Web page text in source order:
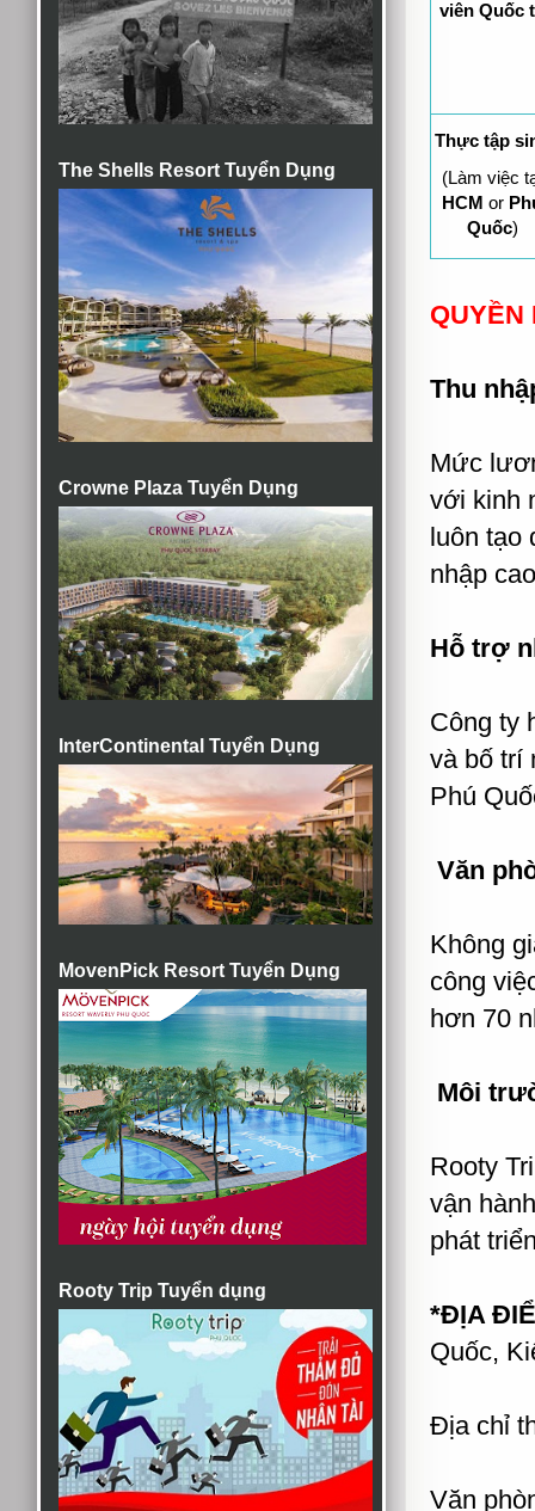
The Shells Resort Tuyển Dụng
Crowne Plaza Tuyển Dụng
InterContinental Tuyển Dụng
MovenPick Resort Tuyển Dụng
Rooty Trip Tuyển dụng
viên Quốc
Thực tập
(Làm việc
HCM or
Quốc)
QUYỀN
Thu
Mức
với kinh
luôn tạo
nhập
Hỗ trợ
Công ty
và bố trí
Phú
Văn
Không
công
hơn 70
Môi
Rooty
vận
phát
*ĐỊA
Quốc,
Địa chỉ
Văn